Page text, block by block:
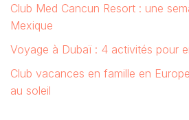
Club Med Cancun Resort : une
Mexique
Voyage à Dubaï : 4 activités pour
Club vacances en famille en
au soleil